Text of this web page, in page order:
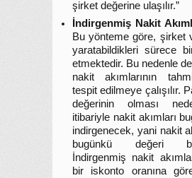
şirket değerine ulaşılır.”
İndirgenmiş Nakit
Bu yönteme göre, şirket
yaratabildikleri sürece
etmektedir. Bu nedenle
nakit akımlarının
tespit edilmeye çalışılır.
değerinin olması
itibariyle nakit akımları
indirgenecek, yani nakit
bugünkü değeri
İndirgenmiş nakit
bir iskonto oranına